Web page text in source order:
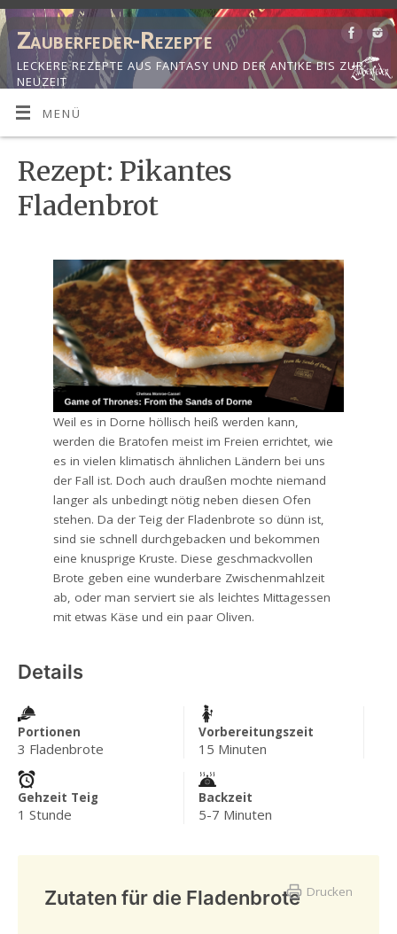
Zauberfeder-Rezepte
LECKERE REZEPTE AUS FANTASY UND DER ANTIKE BIS ZUR
NEUZEIT
MENÜ
Rezept: Pikantes
Fladenbrot
Weil es in Dorne höllisch heiß werden kann,
werden die Bratofen meist im Freien errichtet, wie
es in vielen klimatisch ähnlichen Ländern bei uns
der Fall ist. Doch auch draußen mochte niemand
langer als unbedingt nötig neben diesen Ofen
stehen. Da der Teig der Fladenbrote so dünn ist,
sind sie schnell durchgebacken und bekommen
eine knusprige Kruste. Diese geschmackvollen
Brote geben eine wunderbare Zwischenmahlzeit
ab, oder man serviert sie als leichtes Mittagessen
mit etwas Käse und ein paar Oliven.
Details
Portionen
3 Fladenbrote
Vorbereitungszeit
15 Minuten
Gehzeit Teig
1 Stunde
Backzeit
5-7 Minuten
Drucken
Zutaten für die Fladenbrote